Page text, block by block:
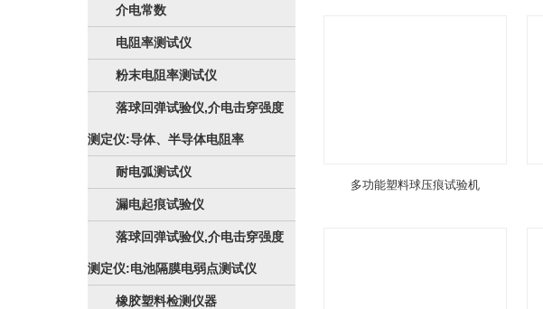
介电常数
电阻率测试仪
粉末电阻率测试仪
落球回弹试验仪,介电击穿强度
测定仪:导体、半导体电阻率
耐电弧测试仪
漏电起痕试验仪
落球回弹试验仪,介电击穿强度
测定仪:电池隔膜电弱点测试仪
橡胶塑料检测仪器
多功能塑料球压痕试验机